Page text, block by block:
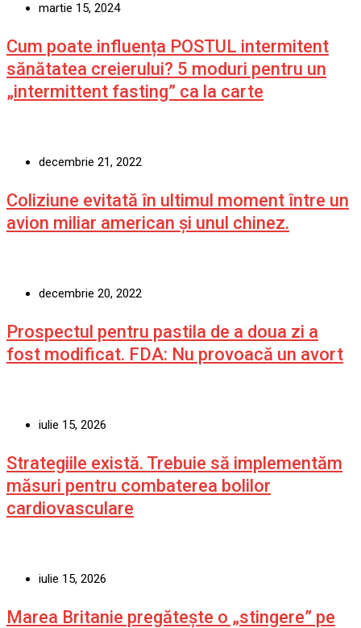
martie 15, 2024
Cum poate influența POSTUL intermitent
sănătatea creierului? 5 moduri pentru un
„intermittent fasting” ca la carte
decembrie 21, 2022
Coliziune evitată în ultimul moment între un
avion miliar american şi unul chinez.
decembrie 20, 2022
Prospectul pentru pastila de a doua zi a
fost modificat. FDA: Nu provoacă un avort
iulie 15, 2026
Strategiile există. Trebuie să implementăm
măsuri pentru combaterea bolilor
cardiovasculare
iulie 15, 2026
Marea Britanie pregătește o „stingere” pe